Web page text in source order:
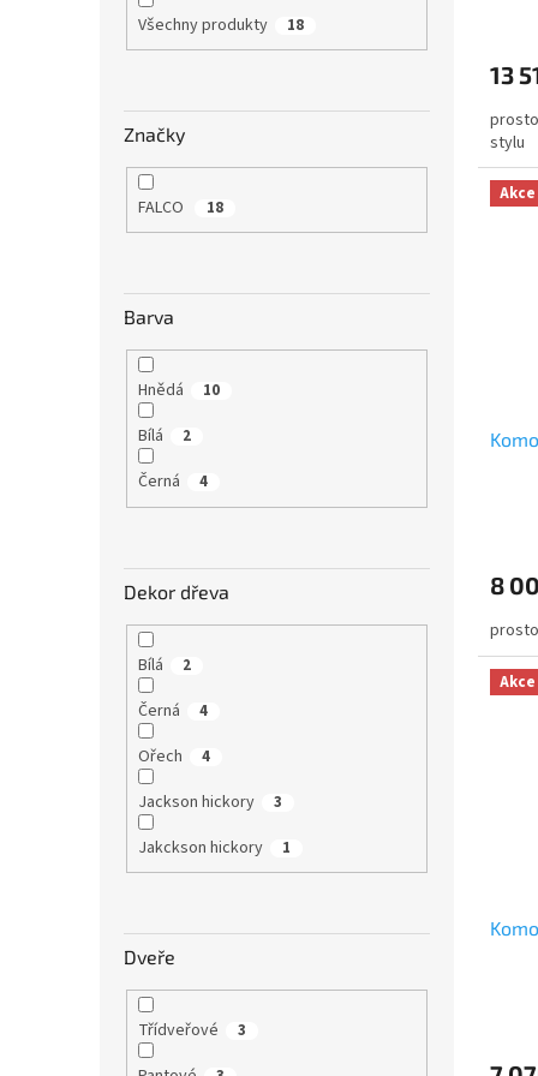
Všechny produkty 18
Značky
FALCO 18
Barva
Hnědá 10
Bílá 2
Černá 4
Dekor dřeva
Bílá 2
Černá 4
Ořech 4
Jackson hickory 3
Jakckson hickory 1
Dveře
Třídveřové 3
13
stylu
Akce
8
Akce